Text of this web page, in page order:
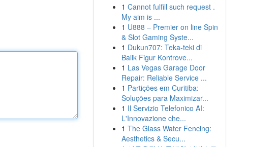
1 Cannot fulfill such request .
My aim is ...
1 U888 – Premier on line Spin
& Slot Gaming Syste...
1 Dukun707: Teka-teki di
Balik Figur Kontrove...
1 Las Vegas Garage Door
Repair: Reliable Service ...
1 Partições em Curitiba:
Soluções para Maximizar...
1 Il Servizio Telefonico AI:
L'Innovazione che...
1 The Glass Water Fencing:
Aesthetics & Secu...